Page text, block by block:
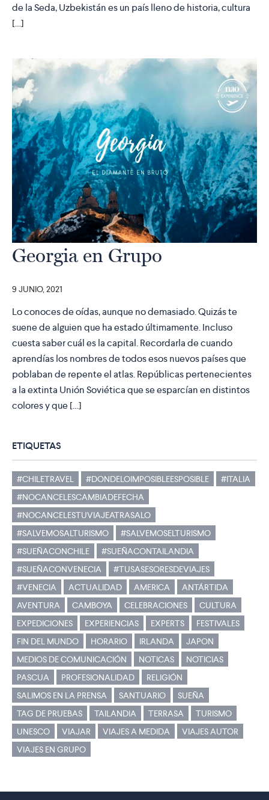
de la Seda, Uzbekistán es un país lleno de historia, cultura
[…]
Georgia en Grupo
9 JUNIO, 2021
Lo conoces de oídas, aunque no demasiado. Quizás te
suene de alguien que ha estado últimamente. Incluso
cuesta saber cuál es la capital. Recordarla de cuando
aprendías los nombres de todos esos nuevos países que
poblaban de repente el atlas. Repúblicas pertenecientes
a la extinta Unión Soviética que se esparcían en distintos
colores y que […]
ETIQUETAS
#CHILETRAVEL #DONDELOIMPOSIBLEESPOSIBLE
#ITALIA
#NOCANCELESCAMBIADEFECHA
#NOCANCELESTUVIAJEATRASALO
#SALVEMOSALTURISMO
#SALVEMOSELTURISMO
#SUEÑACONCHILE
#SUEÑACONTAILANDIA
#SUEÑACONVENECIA
#TUSASESORESDEVIAJES
#VENECIA
ACTUALIDAD AMERICA
ANTÁRTIDA
AVENTURA
CAMBOYA CELEBRACIONES
CULTURA
EXPEDICIONES
EXPERIENCIAS EXPERTS
FESTIVALES
FIN DEL MUNDO
HORARIO IRLANDA
JAPON
MEDIOS DE COMUNICACIÓN
NOTICAS
NOTICIAS
PASCUA
PROFESIONALIDAD
RELIGIÓN
SALIMOS EN LA PRENSA
SANTUARIO
SUEÑA
TAG DE PRUEBAS
TAILANDIA TERRASA
TURISMO
UNESCO
VIAJAR VIAJES A MEDIDA
VIAJES AUTOR
VIAJES EN GRUPO